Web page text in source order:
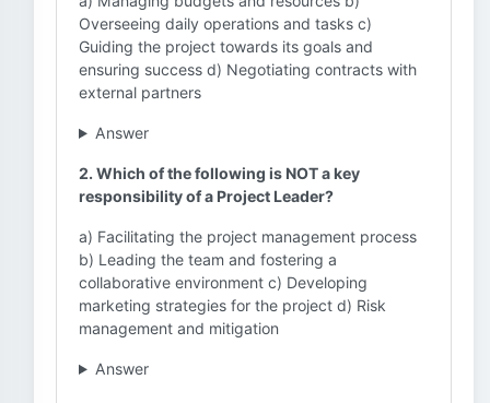
Overseeing daily operations and tasks c)
Guiding the project towards its goals and
ensuring success d) Negotiating contracts with
external partners
Answer
2. Which of the following is NOT a key
responsibility of a Project Leader?
a) Facilitating the project management process
b) Leading the team and fostering a
collaborative environment c) Developing
marketing strategies for the project d) Risk
management and mitigation
Answer